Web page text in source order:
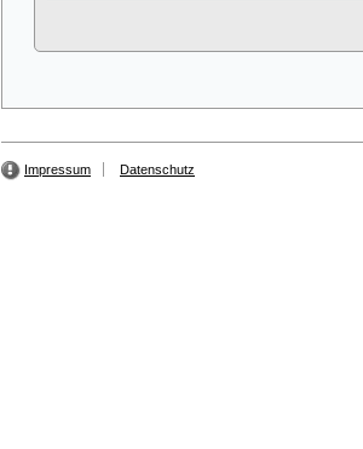
Impressum Datenschutz